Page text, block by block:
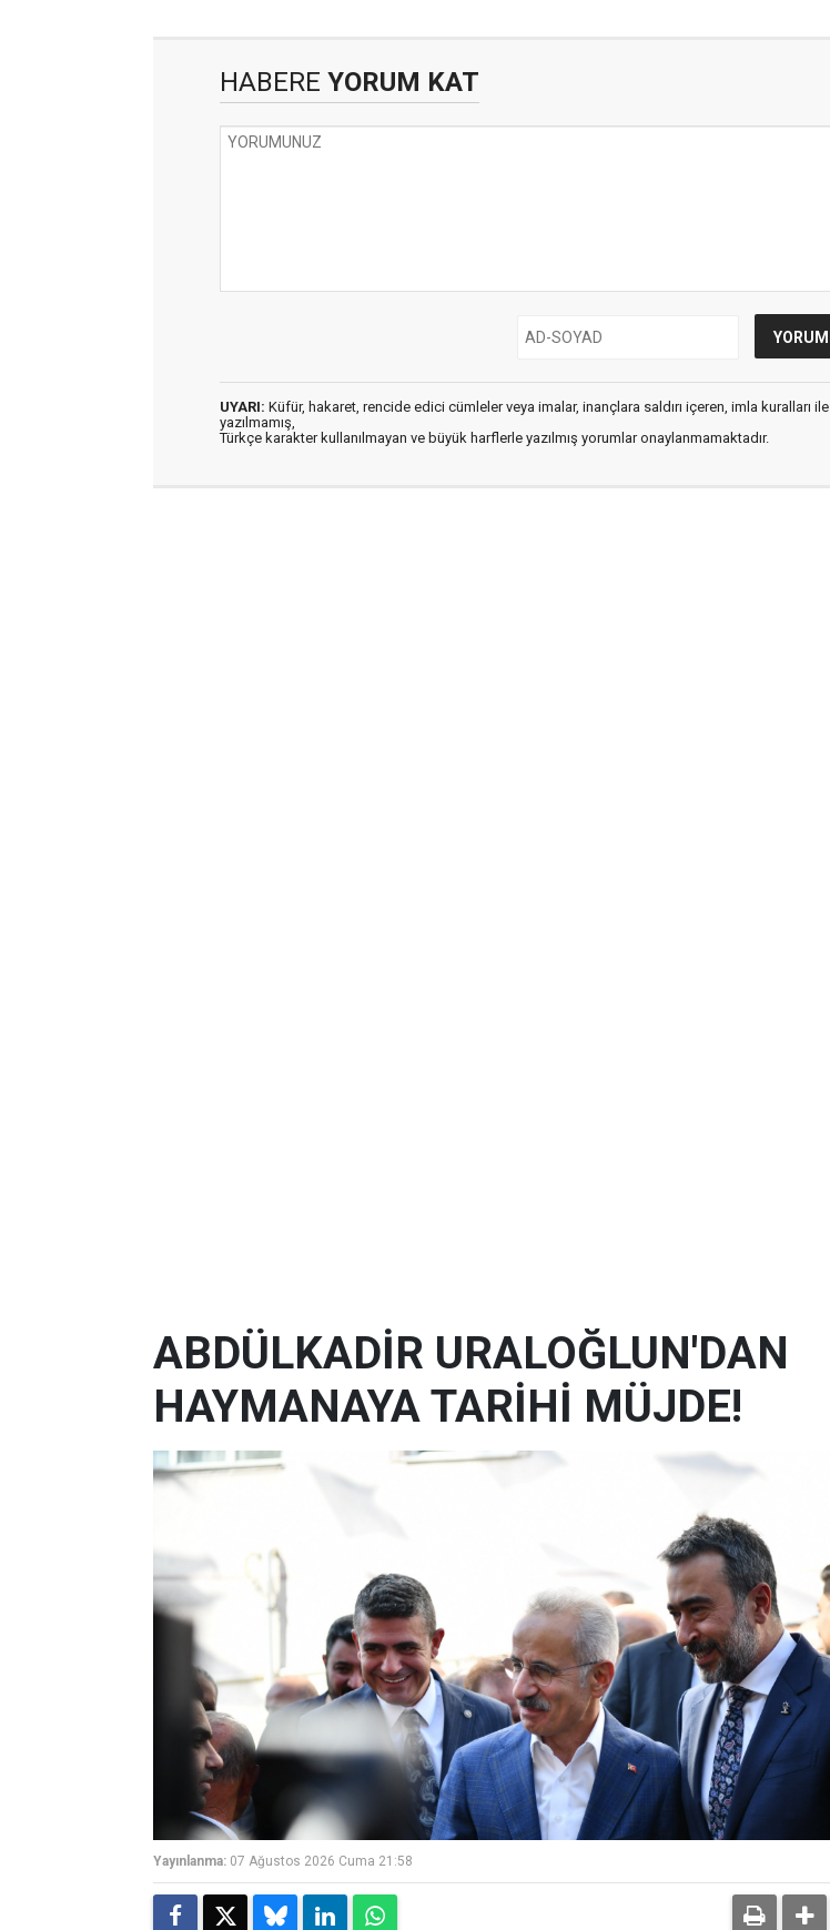
HABERE YORUM KAT
UYARI: Küfür, hakaret, rencide edici cümleler veya imalar, inançlara saldırı içeren, imla kuralları ile
yazılmamış,
Türkçe karakter kullanılmayan ve büyük harflerle yazılmış yorumlar onaylanmamaktadır.
ABDÜLKADİR URALOĞLUN'DAN
HAYMANAYA TARİHİ MÜJDE!
Yayınlanma: 07 Ağustos 2026 Cuma 21:58